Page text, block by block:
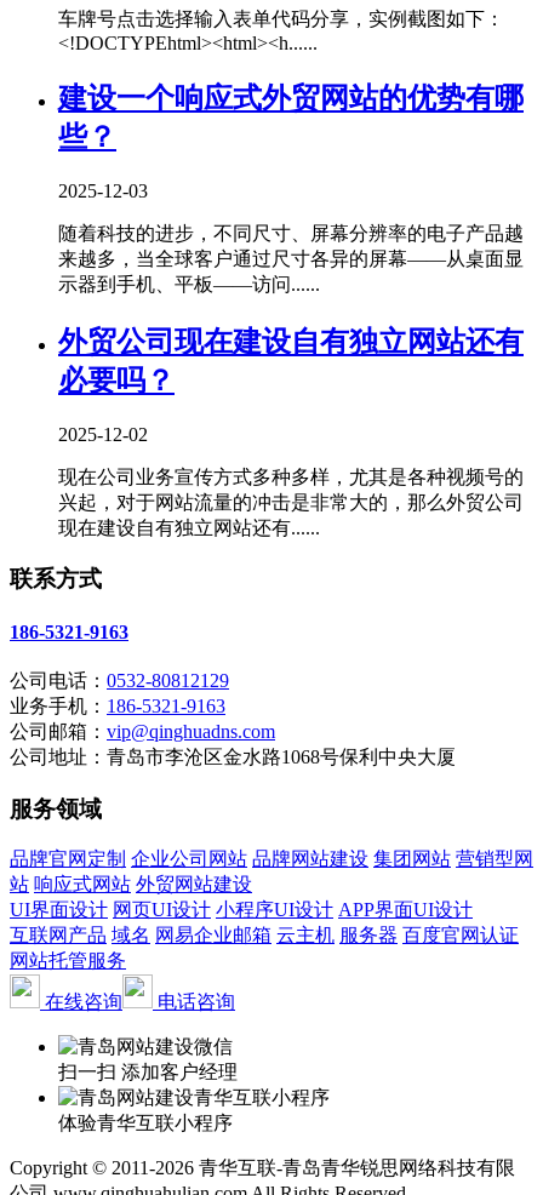
车牌号点击选择输入表单代码分享，实例截图如下：
<!DOCTYPEhtml><html><h......
建设一个响应式外贸网站的优势有哪
些？
2025-12-03
随着科技的进步，不同尺寸、屏幕分辨率的电子产品越
来越多，当全球客户通过尺寸各异的屏幕——从桌面显
示器到手机、平板——访问......
外贸公司现在建设自有独立网站还有
必要吗？
2025-12-02
现在公司业务宣传方式多种多样，尤其是各种视频号的
兴起，对于网站流量的冲击是非常大的，那么外贸公司
现在建设自有独立网站还有......
联系方式
186-5321-9163
公司电话： 0532-80812129
业务手机： 186-5321-9163
公司邮箱： vip@qinghuadns.com
公司地址：青岛市李沧区金水路1068号保利中央大厦
服务领域
品牌官网定制 企业公司网站 品牌网站建设 集团网站 营销型网
站 响应式网站 外贸网站建设
UI界面设计 网页UI设计 小程序UI设计 APP界面UI设计
互联网产品 域名 网易企业邮箱 云主机 服务器 百度官网认证
网站托管服务
在线咨询
电话咨询
扫一扫 添加客户经理
体验青华互联小程序
Copyright © 2011-2026 青华互联-青岛青华锐思网络科技有限